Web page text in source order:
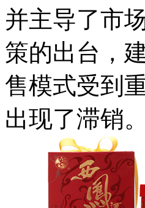
并主导了市
策的出台，
售模式受到
出现了滞销。